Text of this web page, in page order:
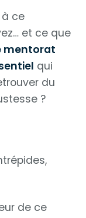
ce
et ce que
mentorat
qui
du
?
de ce